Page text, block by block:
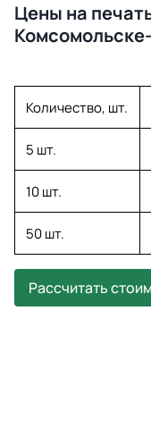
Цены на
Количество, шт.
5 шт.
10 шт.
50 шт.
Рассчитать